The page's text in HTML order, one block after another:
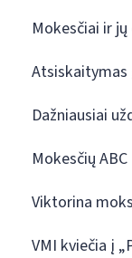
Mokesčiai ir
Atsiskaitymas
Dažniausiai
Mokesčių ABC
Viktorina
VMI kviečia į